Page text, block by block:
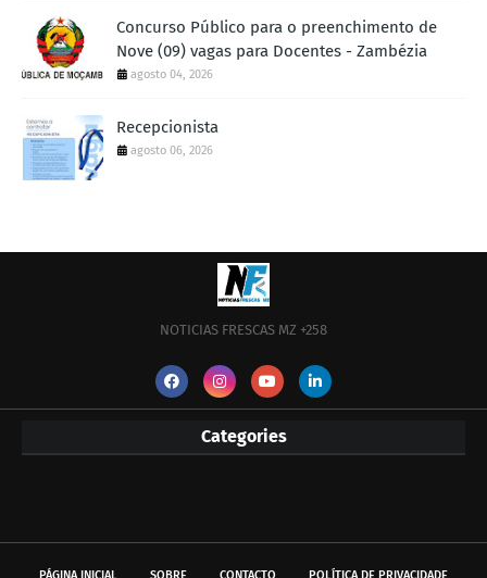
Concurso Público para o preenchimento de
Nove (09) vagas para Docentes - Zambézia
agosto 04, 2026
Recepcionista
agosto 06, 2026
NOTICIAS FRESCAS MZ +258
Categories